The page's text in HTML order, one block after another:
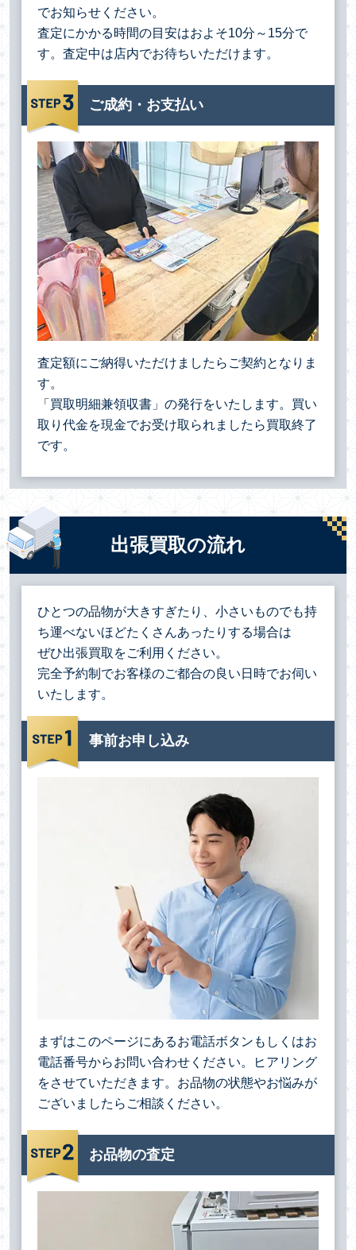
でお知らせください。
査定にかかる時間の目安はおよそ10分～15分で
す。査定中は店内でお待ちいただけます。
ご成約・お支払い
査定額にご納得いただけましたらご契約となりま
す。
「買取明細兼領収書」の発行をいたします。買い
取り代金を現金でお受け取られましたら買取終了
です。
出張買取の流れ
ひとつの品物が大きすぎたり、小さいものでも持
ち運べないほどたくさんあったりする場合は
ぜひ出張買取をご利用ください。
完全予約制でお客様のご都合の良い日時でお伺い
いたします。
事前お申し込み
まずはこのページにあるお電話ボタンもしくはお
電話番号からお問い合わせください。ヒアリング
をさせていただきます。お品物の状態やお悩みが
ございましたらご相談ください。
お品物の査定